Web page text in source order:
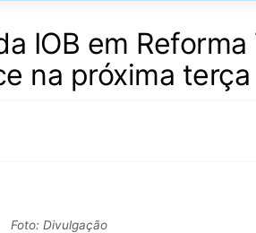
IOB em
na próxima
Foto: Divulgação